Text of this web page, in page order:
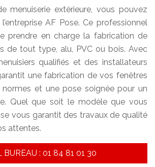
menuiserie extérieure, vous pouvez
AF Pose. Ce professionnel
prendre en charge la fabrication de
de tout type, alu, PVC ou bois. Avec
qualifiés et des installateurs
une fabrication de vos fenêtres
normes et une pose soignée pour un
Quel que soit le modèle que vous
vous garantit des travaux de qualité
attentes.
BUREAU : 01 84 81 01 30